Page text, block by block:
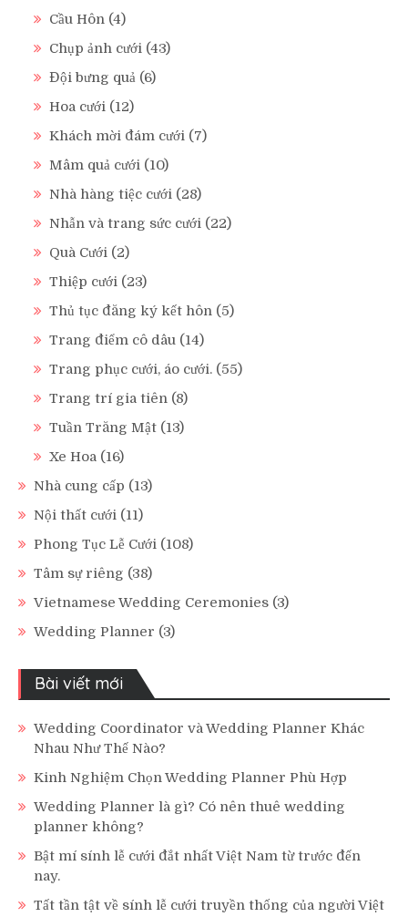
Cầu Hôn (4)
Chụp ảnh cưới (43)
Đội bưng quả (6)
Hoa cưới (12)
Khách mời đám cưới (7)
Mâm quả cưới (10)
Nhà hàng tiệc cưới (28)
Nhẫn và trang sức cưới (22)
Quà Cưới (2)
Thiệp cưới (23)
Thủ tục đăng ký kết hôn (5)
Trang điểm cô dâu (14)
Trang phục cưới, áo cưới. (55)
Trang trí gia tiên (8)
Tuần Trăng Mật (13)
Xe Hoa (16)
Nhà cung cấp (13)
Nội thất cưới (11)
Phong Tục Lễ Cưới (108)
Tâm sự riêng (38)
Vietnamese Wedding Ceremonies (3)
Wedding Planner (3)
Bài viết mới
Wedding Coordinator và Wedding Planner Khác
Nhau Như Thế Nào?
Kinh Nghiệm Chọn Wedding Planner Phù Hợp
Wedding Planner là gì? Có nên thuê wedding
planner không?
Bật mí sính lễ cưới đắt nhất Việt Nam từ trước đến
nay.
Tất tần tật về sính lễ cưới truyền thống của người Việt